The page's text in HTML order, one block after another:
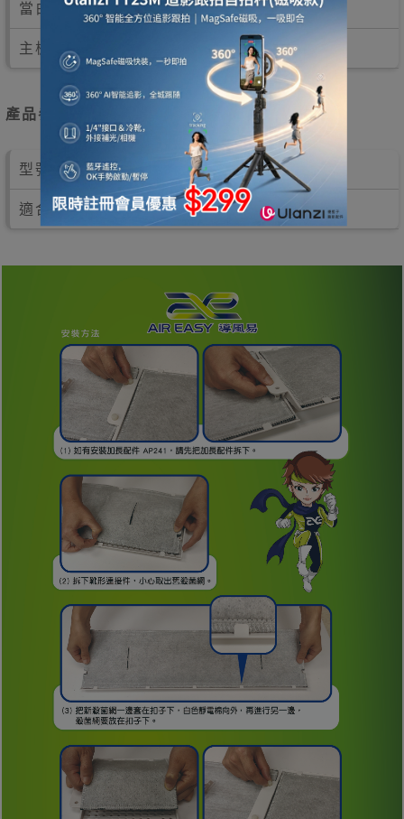
當白色靜電棉轉為黑色，即提示需要更換
主板長度為60cm
產品參數
型號: AP191F
適合機種: AP191殺菌網更換